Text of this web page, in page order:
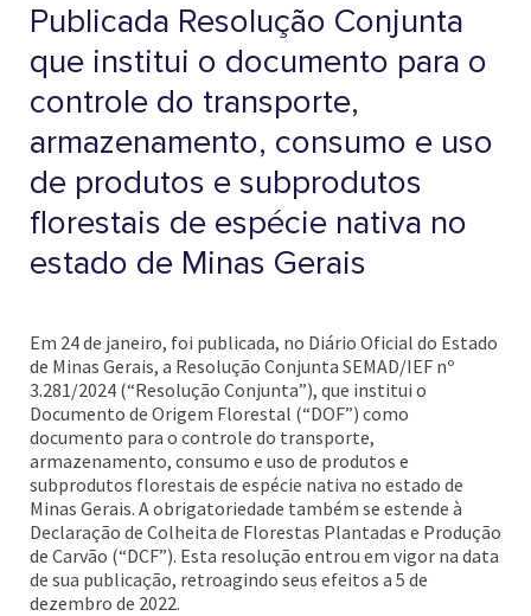
Publicada Resolução Conjunta
que institui o documento para o
controle do transporte,
armazenamento, consumo e uso
de produtos e subprodutos
florestais de espécie nativa no
estado de Minas Gerais
Em 24 de janeiro, foi publicada, no Diário Oficial do Estado
de Minas Gerais, a Resolução Conjunta SEMAD/IEF nº
3.281/2024 (“Resolução Conjunta”), que institui o
Documento de Origem Florestal (“DOF”) como
documento para o controle do transporte,
armazenamento, consumo e uso de produtos e
subprodutos florestais de espécie nativa no estado de
Minas Gerais. A obrigatoriedade também se estende à
Declaração de Colheita de Florestas Plantadas e Produção
de Carvão (“DCF”). Esta resolução entrou em vigor na data
de sua publicação, retroagindo seus efeitos a 5 de
dezembro de 2022.